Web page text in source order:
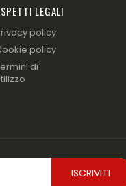
LEGALI
policy
policy
di